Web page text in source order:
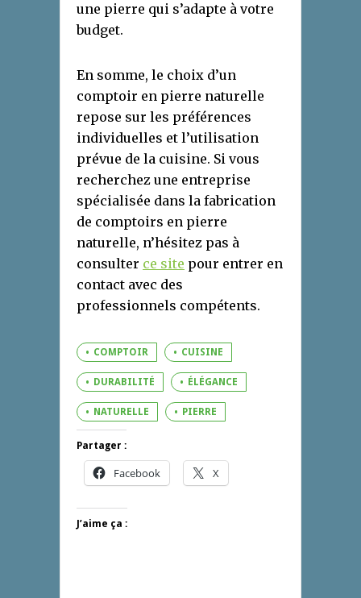
une pierre qui s’adapte à votre
budget.
En somme, le choix d’un
comptoir en pierre naturelle
repose sur les préférences
individuelles et l’utilisation
prévue de la cuisine. Si vous
recherchez une entreprise
spécialisée dans la fabrication
de comptoirs en pierre
naturelle, n’hésitez pas à
consulter ce site pour entrer en
contact avec des
professionnels compétents.
COMPTOIR CUISINE
DURABILITÉ ÉLÉGANCE
NATURELLE PIERRE
Partager :
Facebook X
J’aime ça :